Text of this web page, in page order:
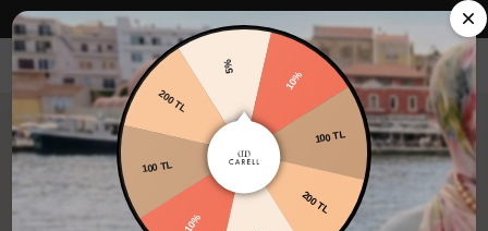
Carell in Roma Koleksiyonu Şimdi Satışta! Hemen keşfet.
5%
10%
100 TL
200 TL
10%
100 TL
200 TL